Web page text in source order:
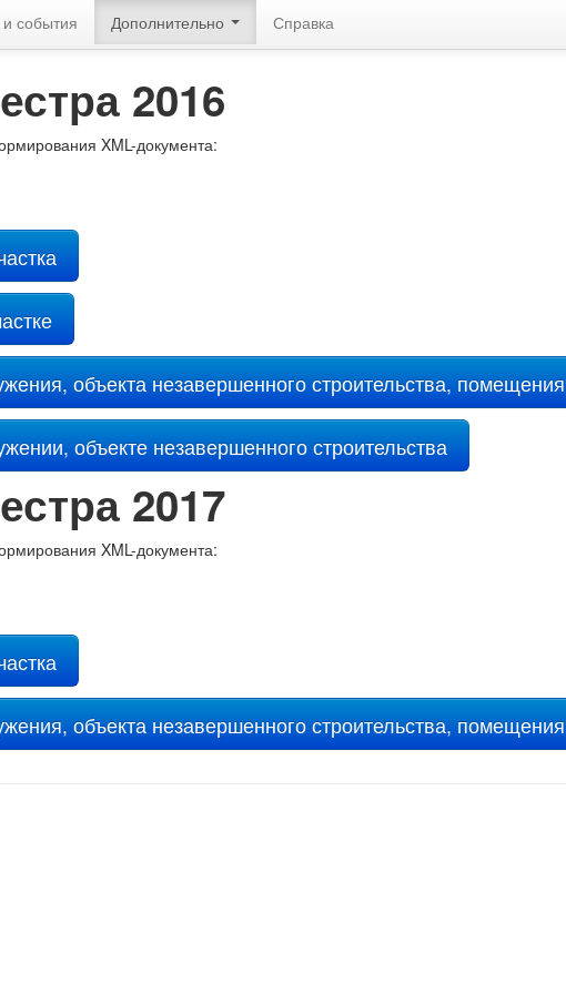
события Дополнительно Справка
2016
XML-документа:
объекта незавершенного строительства, помещения
объекте незавершенного строительства
2017
XML-документа:
объекта незавершенного строительства, помещения